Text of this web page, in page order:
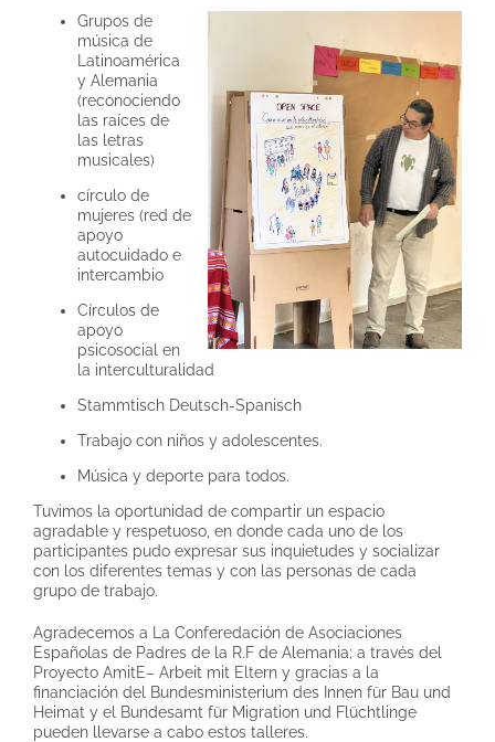
Grupos de
música de
Latinoamérica
y Alemania
(reconociendo
las raíces de
las letras
musicales)
círculo de
mujeres (red de
apoyo
autocuidado e
intercambio
Círculos de
apoyo
psicosocial en
la interculturalidad
Stammtisch Deutsch-Spanisch
Trabajo con niños y adolescentes.
Música y deporte para todos.
Tuvimos la oportunidad de compartir un espacio
agradable y respetuoso, en donde cada uno de los
participantes pudo expresar sus inquietudes y socializar
con los diferentes temas y con las personas de cada
grupo de trabajo.
Agradecemos a La Conferedación de Asociaciones
Españolas de Padres de la R.F de Alemania; a través del
Proyecto AmitE– Arbeit mit Eltern y gracias a la
financiación del Bundesministerium des Innen für Bau und
Heimat y el Bundesamt für Migration und Flüchtlinge
pueden llevarse a cabo estos talleres.